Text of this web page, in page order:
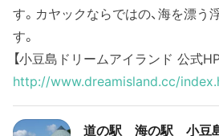
す。カヤックならではの、海を漂う
す。
【小豆島ドリームアイランド 公式HP
http://www.dreamisland.cc/
道の駅 海の駅 小豆